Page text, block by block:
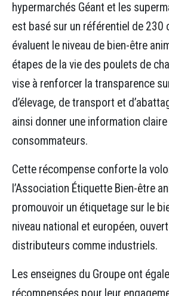
hypermarchés Géant et les
est basé sur un référentiel de 230
évaluent le niveau de bien-être
étapes de la vie des poulets de
vise à renforcer la transparence
d’élevage, de transport et
ainsi donner une information
consommateurs.
Cette récompense conforte la
l’Association Étiquette Bien-être
promouvoir un étiquetage sur le
niveau national et européen,
distributeurs comme industriels.
Les enseignes du Groupe ont